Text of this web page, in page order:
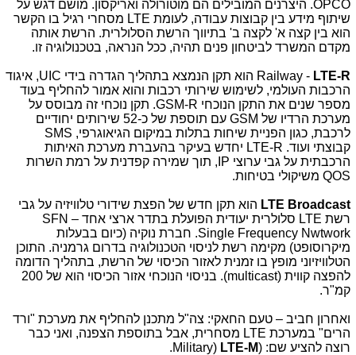
OPCO. היצרנים המובילים הם מוטורולה ואריקסון. מושם דגש על
שיתוף מידע בין קבוצות עבודה, לעומת LTE מסחרי רגיל בו הקשר
הוא בין קצה א' לקצה ב' בתיווך הרשת הסלולרית. הרשת אותה
מקדם המשרד לביטחון פנים תהיה, ככל הנראה, בטכנולוגיה זו.
R
-
LTE
-
Railwayהוא תקן הנמצא בתהליך הגדרה בידי UIC, איגוד
הרכבות העולמי, לשימוש שירותי רכבות והוא אמור להחליף בעוד
מספר שנים את התקן הנוכחי R
-
GSM. תקן נוכחי זה מבוסס על
מערכת הרדיו של GSM
עם תוספת של כ-52 שירותים יחודיים
לרכבת, כגון הפניית שיחות בתלות במיקום הגיאוגרפי, SMS
קבוצתי ועוד. R
-
LTE יחדש בעיקר בהעברת מערכת האיתות
הרכבתית על גבי ערוצי IP , תוך שמירה קפדנית על רמת השרות
QOSמשיקולי בטיחות.
LTE Broadcast הוא תקן חדש של הפצת שידורי טלוויזיה על גבי
רשת LTE סלולרית יעודית הפועלת בתדר ארצי אחד SFN –
Single Frequency Nwtwork. חברת נוקיה (כיום בבעלות
מיקרוסופט) מקימה רשת לניסוי הטכנולוגיה בדרום גרמניה. התוכן
הטלוויזיוני מופץ בו זמנית לאזור הכיסוי של הרשת, בתהליך הדומה
להפצה קווית (multicast
). בניסוי הנוכחי אזור הכיסוי הוא של 200
קמ"ר.
ואחרון חביב – טעם החאקי: צה"ל מתכנן להחליף את מערכת "ורד
הרים" במערכת LTE מסחרית, אבל בתוספת הצפנה, ואני כבר
רוצה להציע שם: (M
-
LTE
(
Military
.